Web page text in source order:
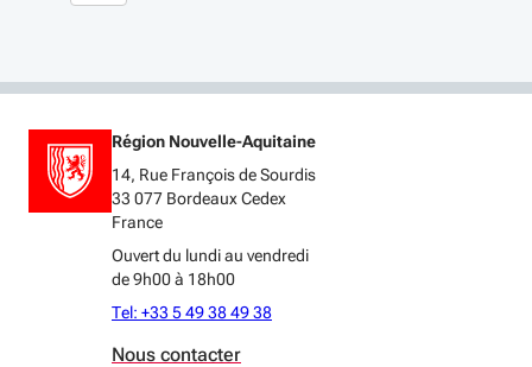
Région Nouvelle-Aquitaine
14, Rue François de Sourdis
33 077 Bordeaux Cedex
France
Ouvert du lundi au vendredi
de 9h00 à 18h00
Tel: +33 5 49 38 49 38
Nous contacter